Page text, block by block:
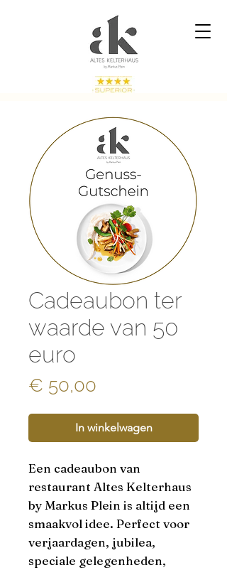
Cadeaubon ter
waarde van 50
euro
€ 50,00
In winkelwagen
Een cadeaubon van
restaurant Altes Kelterhaus
by Markus Plein is altijd een
smaakvol idee. Perfect voor
verjaardagen, jubilea,
speciale gelegenheden,